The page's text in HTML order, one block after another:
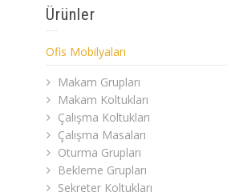
Ürünler
Ofis Mobilyaları
Makam Grupları
Makam Koltukları
Çalışma Koltukları
Çalışma Masaları
Oturma Grupları
Bekleme Grupları
Sekreter Koltukları